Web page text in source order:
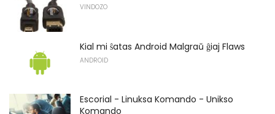
VINDOZO
Kial mi ŝatas Android Malgraŭ ĝiaj Flaws
ANDROID
Escorial - Linuksa Komando - Unikso
Komando